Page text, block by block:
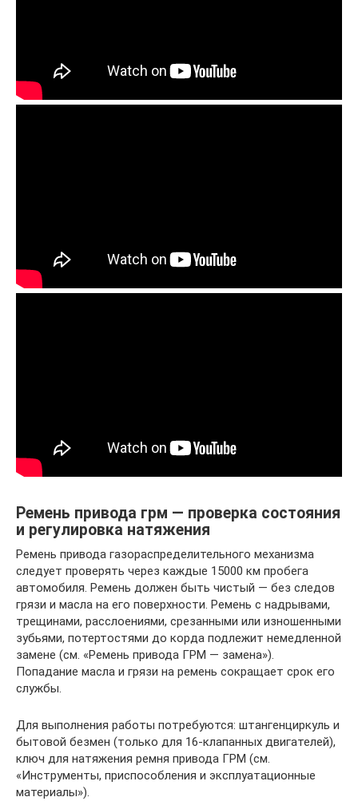
Ремень привода грм — проверка состояния
и регулировка натяжения
Ремень привода газораспределительного механизма
следует проверять через каждые 15000 км пробега
автомобиля. Ремень должен быть чистый — без следов
грязи и масла на его поверхности. Ремень с надрывами,
трещинами, расслоениями, срезанными или изношенными
зубьями, потертостями до корда подлежит немедленной
замене (см. «Ремень привода ГРМ — замена»).
Попадание масла и грязи на ремень сокращает срок его
службы.
Для выполнения работы потребуются: штангенциркуль и
бытовой безмен (только для 16-клапанных двигателей),
ключ для натяжения ремня привода ГРМ (см.
«Инструменты, приспособления и эксплуатационные
материалы»).